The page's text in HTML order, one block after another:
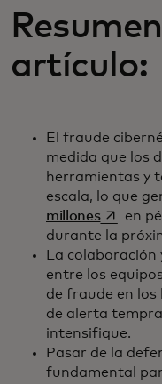
artículo:
El fraude
medida que los
herramientas y
escala, lo que
millonesse abre
en
durante la
La
entre los
de fraude en los
de alerta
intensifique.
Pasar de la
fundamental